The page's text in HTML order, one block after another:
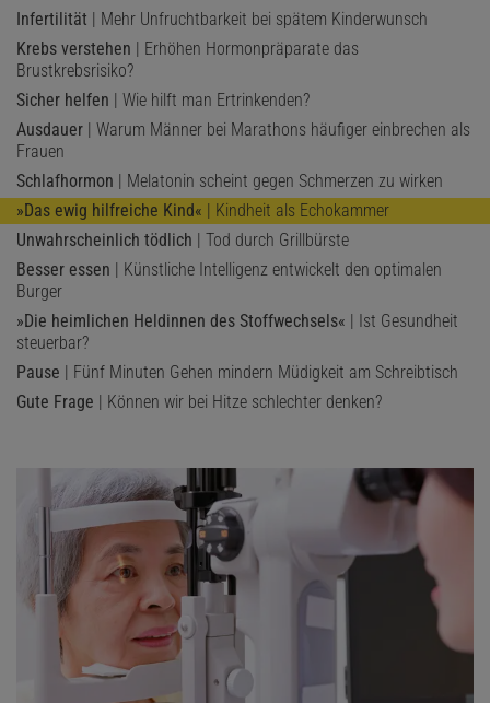
Infertilität | Mehr Unfruchtbarkeit bei spätem Kinderwunsch
Krebs verstehen | Erhöhen Hormonpräparate das
Brustkrebsrisiko?
Sicher helfen | Wie hilft man Ertrinkenden?
Ausdauer | Warum Männer bei Marathons häufiger einbrechen als
Frauen
Schlafhormon | Melatonin scheint gegen Schmerzen zu wirken
»Das ewig hilfreiche Kind« | Kindheit als Echokammer
Unwahrscheinlich tödlich | Tod durch Grillbürste
Besser essen | Künstliche Intelligenz entwickelt den optimalen
Burger
»Die heimlichen Heldinnen des Stoffwechsels« | Ist Gesundheit
steuerbar?
Pause | Fünf Minuten Gehen mindern Müdigkeit am Schreibtisch
Gute Frage | Können wir bei Hitze schlechter denken?